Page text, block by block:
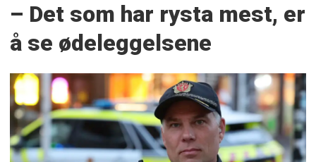
– Det som har rysta mest, er
å se ødeleggelsene